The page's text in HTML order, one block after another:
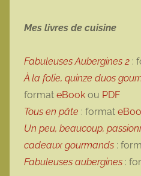
Mes livres de cuisine
Fabuleuses Aubergines 2 :
À la folie, quinze duos
format eBook ou PDF
Tous en pâte : format
Un peu, beaucoup,
cadeaux gourmands :
Fabuleuses aubergines :